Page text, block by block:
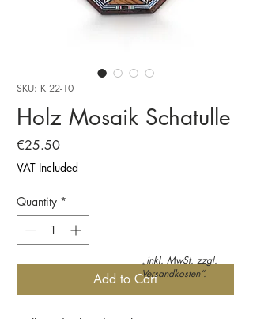
SKU: K 22-10
Holz Mosaik Schatulle
€25.50Price
VAT Included
Quantity *
Add to Cart
„inkl. MwSt. zzgl.
Versandkosten“.